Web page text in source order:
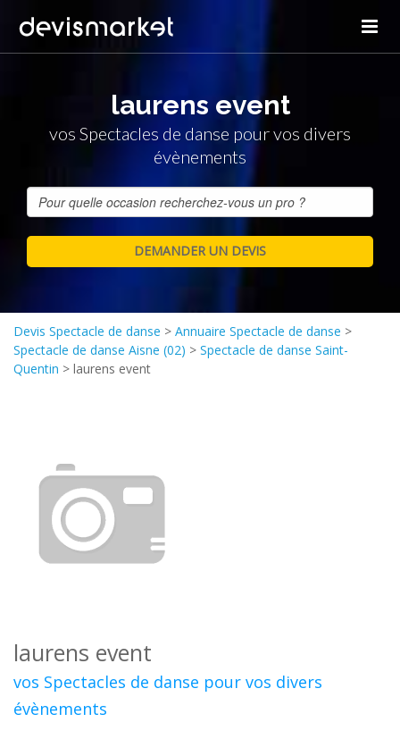
laurens event
vos Spectacles de danse pour vos divers
évènements
Devis Spectacle de danse > Annuaire Spectacle de danse >
Spectacle de danse Aisne (02) > Spectacle de danse Saint-
Quentin > laurens event
laurens event
vos Spectacles de danse pour vos divers
évènements